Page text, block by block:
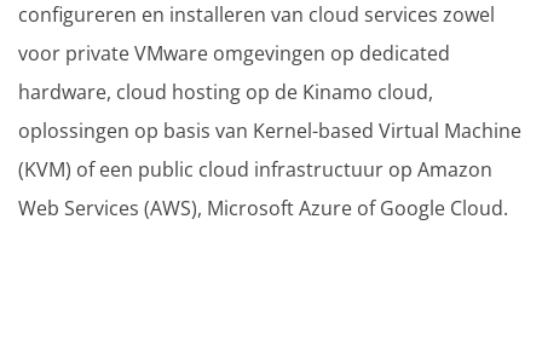
configureren en installeren van cloud services zowel
voor private VMware omgevingen op dedicated
hardware, cloud hosting op de Kinamo cloud,
oplossingen op basis van Kernel-based Virtual Machine
(KVM) of een public cloud infrastructuur op Amazon
Web Services (AWS), Microsoft Azure of Google Cloud.